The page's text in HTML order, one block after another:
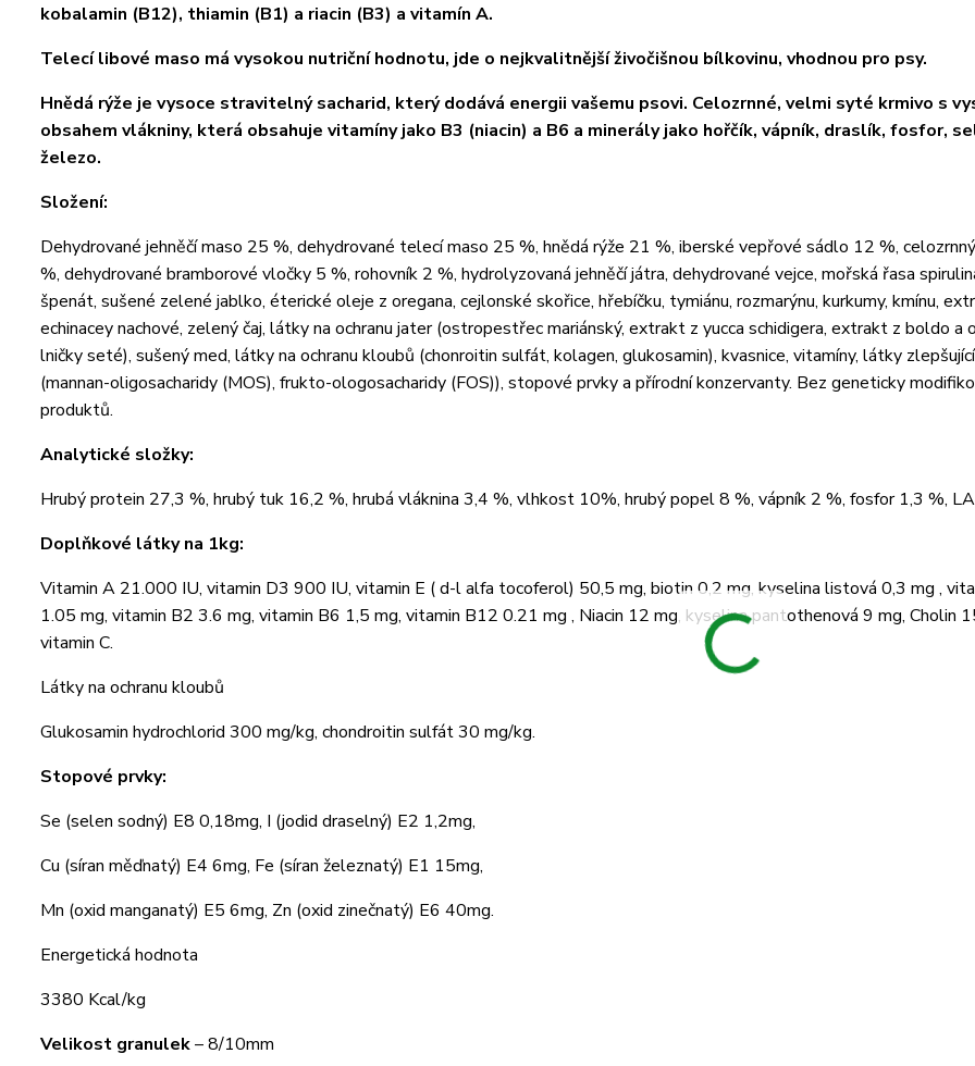
kobalamin (B12), thiamin (B1) a riacin (B3) a vitamín A.
Telecí libové maso má vysokou nutriční hodnotu, jde o nejkvalitnější živočišnou bílkovinu, vhodnou pro psy.
Hnědá rýže je vysoce stravitelný sacharid, který dodává energii vašemu psovi. Celozrnné, velmi syté krmivo s
obsahem vlákniny, která obsahuje vitamíny jako B3 (niacin) a B6 a minerály jako hořčík, vápník, draslík, fosfor,
železo.
Složení:
Dehydrované jehněčí maso 25 %, dehydrované telecí maso 25 %, hnědá rýže 21 %, iberské vepřové sádlo 12 %,
%, dehydrované bramborové vločky 5 %, rohovník 2 %, hydrolyzovaná jehněčí játra, dehydrované vejce, mořská řasa
špenát, sušené zelené jablko, éterické oleje z oregana, cejlonské skořice, hřebíčku, tymiánu, rozmarýnu, kurkumy, kmínu,
echinacey nachové, zelený čaj, látky na ochranu jater (ostropestřec mariánský, extrakt z yucca schidigera, extrakt z boldo a
lničky seté), sušený med, látky na ochranu kloubů (chonroitin sulfát, kolagen, glukosamin), kvasnice, vitamíny, látky
(mannan-oligosacharidy (MOS), frukto-ologosacharidy (FOS)), stopové prvky a přírodní konzervanty. Bez geneticky
produktů.
Analytické složky:
Hrubý protein 27,3 %, hrubý tuk 16,2 %, hrubá vláknina 3,4 %, vlhkost 10%, hrubý popel 8 %, vápník 2 %, fosfor 1,3 %,
Doplňkové látky na 1kg:
Vitamin A 21.000 IU, vitamin D3 900 IU, vitamin E ( d-l alfa tocoferol) 50,5 mg, biotin 0,2 mg, kyselina listová 0,3 mg ,
1.05 mg, vitamin B2 3.6 mg, vitamin B6 1,5 mg, vitamin B12 0.21 mg , Niacin 12 mg, kyselina pantothenová 9 mg, Cholin
vitamin C.
Látky na ochranu kloubů
Glukosamin hydrochlorid 300 mg/kg, chondroitin sulfát 30 mg/kg.
Stopové prvky:
Se (selen sodný) E8 0,18mg, I (jodid draselný) E2 1,2mg,
Cu (síran měďnatý) E4 6mg, Fe (síran železnatý) E1 15mg,
Mn (oxid manganatý) E5 6mg, Zn (oxid zinečnatý) E6 40mg.
Energetická hodnota
3380 Kcal/kg
Velikost granulek– 8/10mm